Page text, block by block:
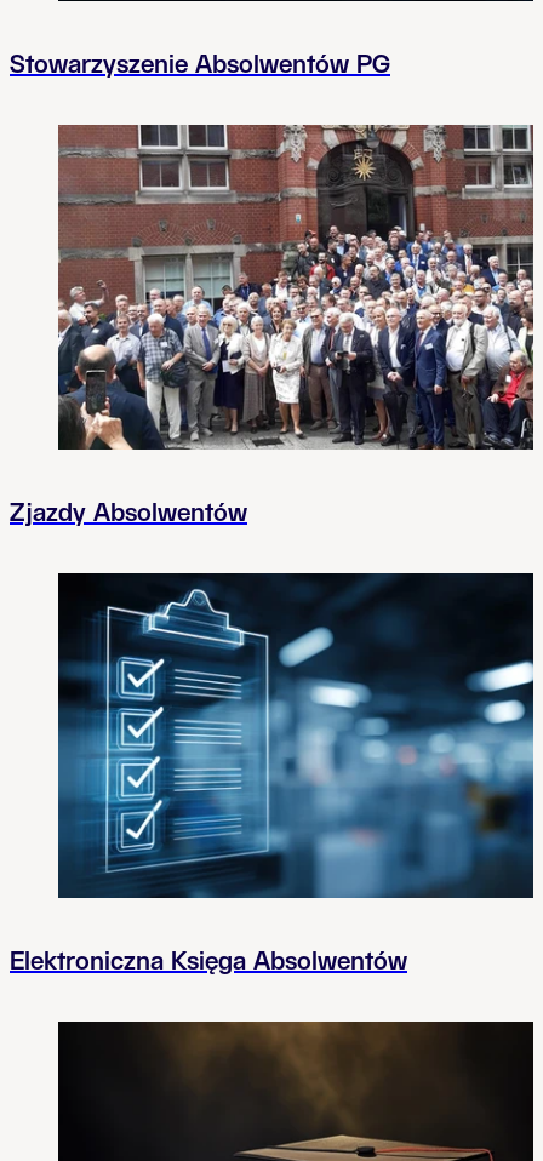
Stowarzyszenie Absolwentów PG
Zjazdy Absolwentów
Elektroniczna Księga Absolwentów